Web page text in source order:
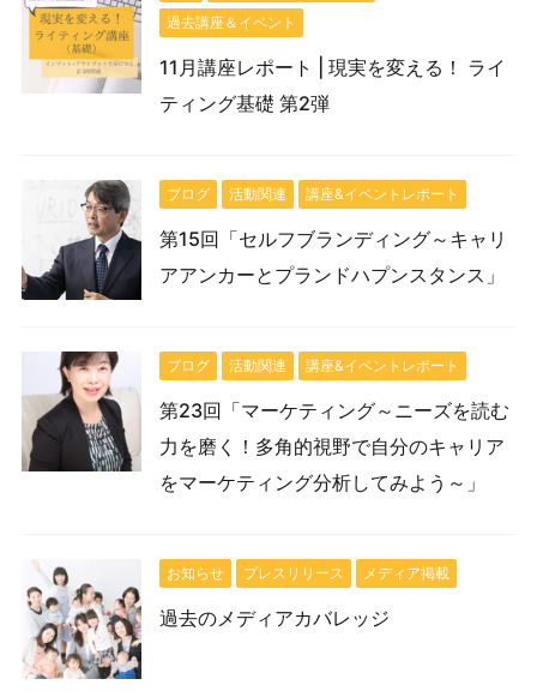
過去講座＆イベント
11月講座レポート | 現実を変える！ ライ
ティング基礎 第2弾
ブログ 活動関連 講座&イベントレポート
第15回「セルフブランディング～キャリ
アアンカーとプランドハプンスタンス」
ブログ 活動関連 講座&イベントレポート
第23回「マーケティング～ニーズを読む
力を磨く！多角的視野で自分のキャリア
をマーケティング分析してみよう～」
お知らせ プレスリリース メディア掲載
過去のメディアカバレッジ